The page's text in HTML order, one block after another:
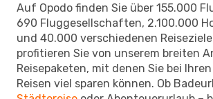
Auf Opodo finden Sie über 155.000
690 Fluggesellschaften, 2.100.000
und 40.000 verschiedenen
profitieren Sie von unserem breiten
Reisepaketen, mit denen Sie bei
Reisen viel sparen können. Ob